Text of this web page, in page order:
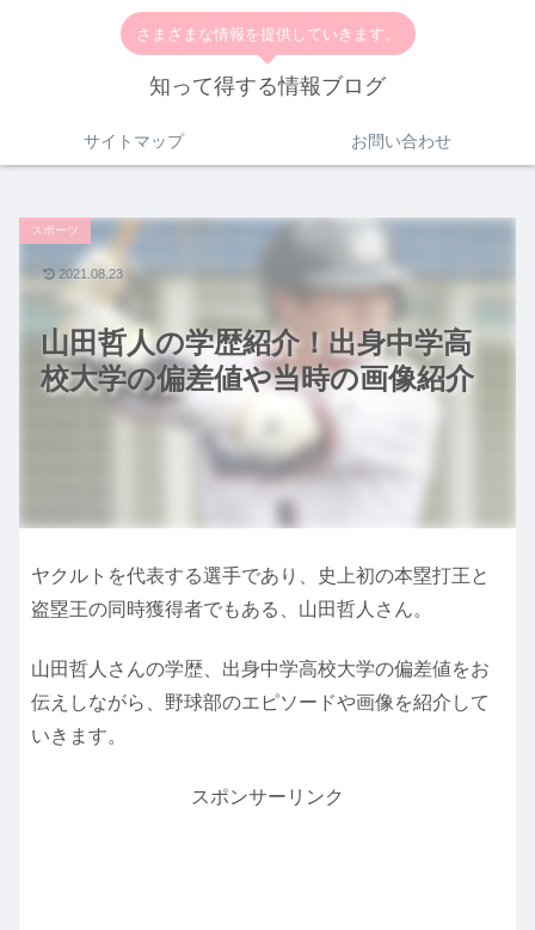
さまざまな情報を提供していきます。
知って得する情報ブログ
サイトマップ お問い合わせ
山田哲人の学歴紹介！出身中学高
校大学の偏差値や当時の画像紹介
スポーツ
2021.08.23
ヤクルトを代表する選手であり、史上初の本塁打王と
盗塁王の同時獲得者でもある、山田哲人さん。
山田哲人さんの学歴、出身中学高校大学の偏差値をお
伝えしながら、野球部のエピソードや画像を紹介して
いきます。
スポンサーリンク